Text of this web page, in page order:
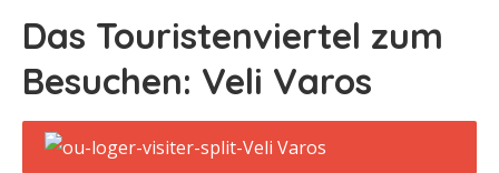
Das Touristenviertel zum
Besuchen: Veli Varos